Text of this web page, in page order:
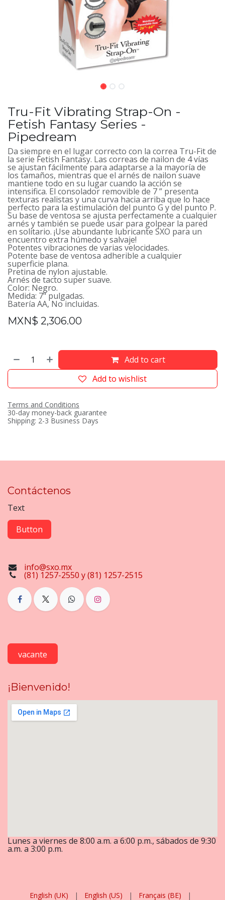
Tru-Fit Vibrating Strap-On -
Fetish Fantasy Series -
Pipedream
Da siempre en el lugar correcto con la correa Tru-Fit de
la serie Fetish Fantasy. Las correas de nailon de 4 vías
se ajustan fácilmente para adaptarse a la mayoría de
los tamaños, mientras que el arnés de nailon suave
mantiene todo en su lugar cuando la acción se
intensifica. El consolador removible de 7 ” presenta
texturas realistas y una curva hacia arriba que lo hace
perfecto para la estimulación del punto G y del punto P.
Su base de ventosa se ajusta perfectamente a cualquier
arnés y también se puede usar para golpear la pared
en solitario. ¡Use abundante lubricante SXO para un
encuentro extra húmedo y salvaje!
Potentes vibraciones de varias velocidades.
Potente base de ventosa adherible a cualquier
superficie plana.
Pretina de nylon ajustable.
Arnés de tacto super suave.
Color: Negro.
Medida: 7" pulgadas.
Batería AA, No incluidas.
MXN$ 2,306.00
Add to cart
Add to wishlist
Terms and Conditions
30-day money-back guarantee
Shipping: 2-3 Business Days
Contáctenos
Text
Button
info@sxo.mx
(81) 1257-2550 y (81) 1257-2515
vacante
¡Bienvenido!
Lunes a viernes de 8:00 a.m. a 6:00 p.m., sábados de 9:30
a.m. a 3:00 p.m.
English (UK) | English (US) | Français (BE) |